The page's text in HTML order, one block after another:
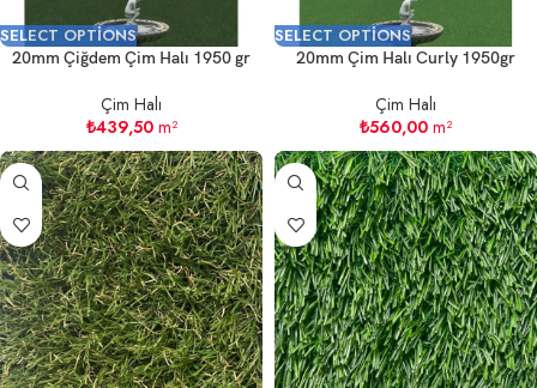
SELECT OPTIONS
20mm Çiğdem Çim Halı 1950 gr
Çim Halı
₺439,50m²
SELECT OPTIONS
20mm Çim Halı Curly 1950gr
Çim Halı
₺560,00 m²